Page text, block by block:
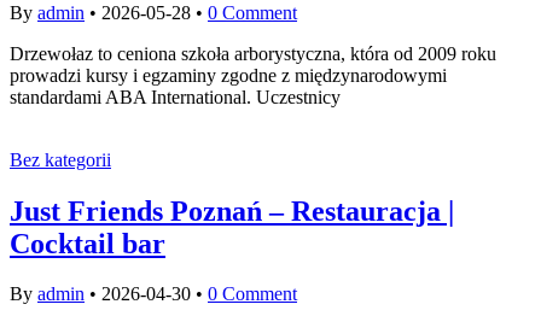
By admin • 2026-05-28 • 0 Comment
Drzewołaz to ceniona szkoła arborystyczna, która od 2009 roku
prowadzi kursy i egzaminy zgodne z międzynarodowymi
standardami ABA International. Uczestnicy
Bez kategorii
Just Friends Poznań – Restauracja |
Cocktail bar
By admin • 2026-04-30 • 0 Comment